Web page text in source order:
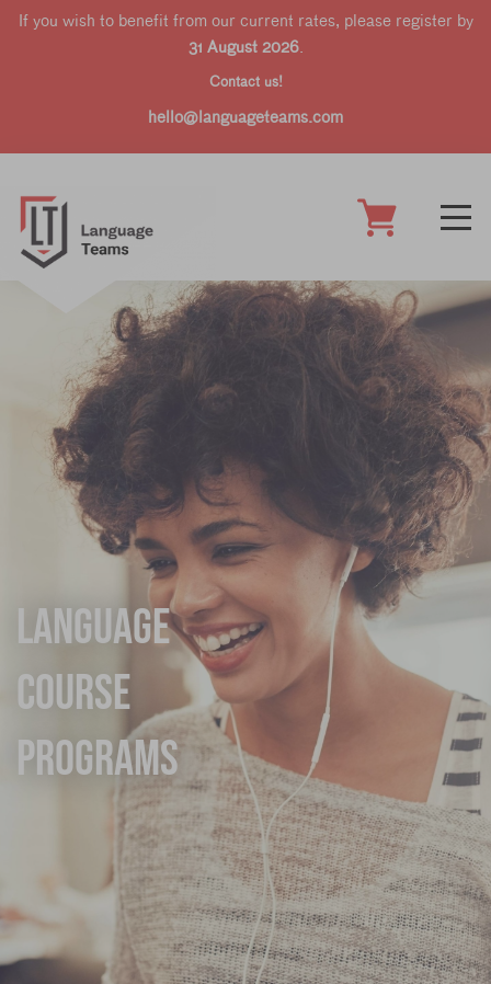
If you wish to benefit from our current rates, please register by
31 August 2026.
Contact us!
hello@languageteams.com
Language
Course
Programs